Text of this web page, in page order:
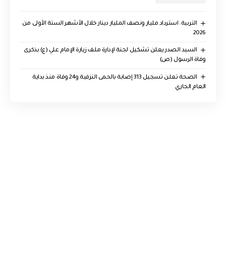
التربية: استرداد مليار ونصف المليار دينار خلال الأشهر الستة الأولى من
2026
السيد الصدر يعلن تشكيل لجنة لإدارة ملف زيارة الإمام علي (ع) بذكرى
وفاة الرسول (ص)
الصحة تعلن تسجيل 313 إصابة بالحمى النزفية و24 وفاة منذ بداية
العام الجاري